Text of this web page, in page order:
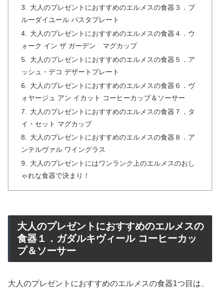
大人のプレゼントにおすすめのエルメスの食器３．ブ
ルーダイユール パスタプレート
大人のプレゼントにおすすめのエルメスの食器４．ウ
ォーク イン ザ ガーデン マグカップ
大人のプレゼントにおすすめのエルメスの食器５．ア
ッシュ・デコ デザートプレート
大人のプレゼントにおすすめのエルメスの食器６．ヴ
ォヤージュ アン イカット コーヒーカップ＆ソーサー
大人のプレゼントにおすすめのエルメスの食器７．タ
イ・セット マグカップ
大人のプレゼントにおすすめのエルメスの食器８．ア
ンテルヴァル ワイングラス
大人のプレゼントにはワンランク上のエルメスのおし
ゃれな食器で決まり！
大人のプレゼントにおすすめのエルメスの
食器１．ガダルキヴィール コーヒーカッ
プ＆ソーサー
大人のプレゼントにおすすめのエルメスの食器1つ目は、